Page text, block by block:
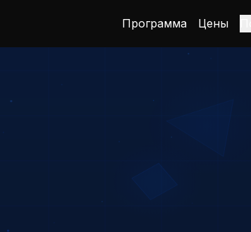
Программа Цены